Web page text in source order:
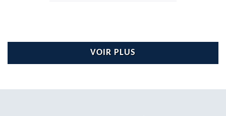
VOIR PLUS